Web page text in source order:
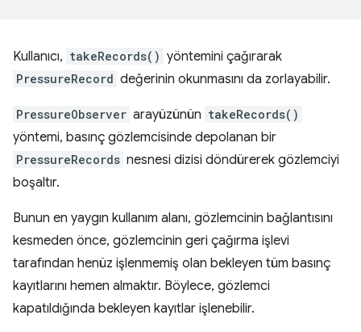
Kullanıcı, takeRecords() yöntemini çağırarak
PressureRecord değerinin okunmasını da zorlayabilir.
PressureObserver arayüzünün takeRecords()
yöntemi, basınç gözlemcisinde depolanan bir
PressureRecords nesnesi dizisi döndürerek gözlemciyi
boşaltır.
Bunun en yaygın kullanım alanı, gözlemcinin bağlantısını
kesmeden önce, gözlemcinin geri çağırma işlevi
tarafından henüz işlenmemiş olan bekleyen tüm basınç
kayıtlarını hemen almaktır. Böylece, gözlemci
kapatıldığında bekleyen kayıtlar işlenebilir.